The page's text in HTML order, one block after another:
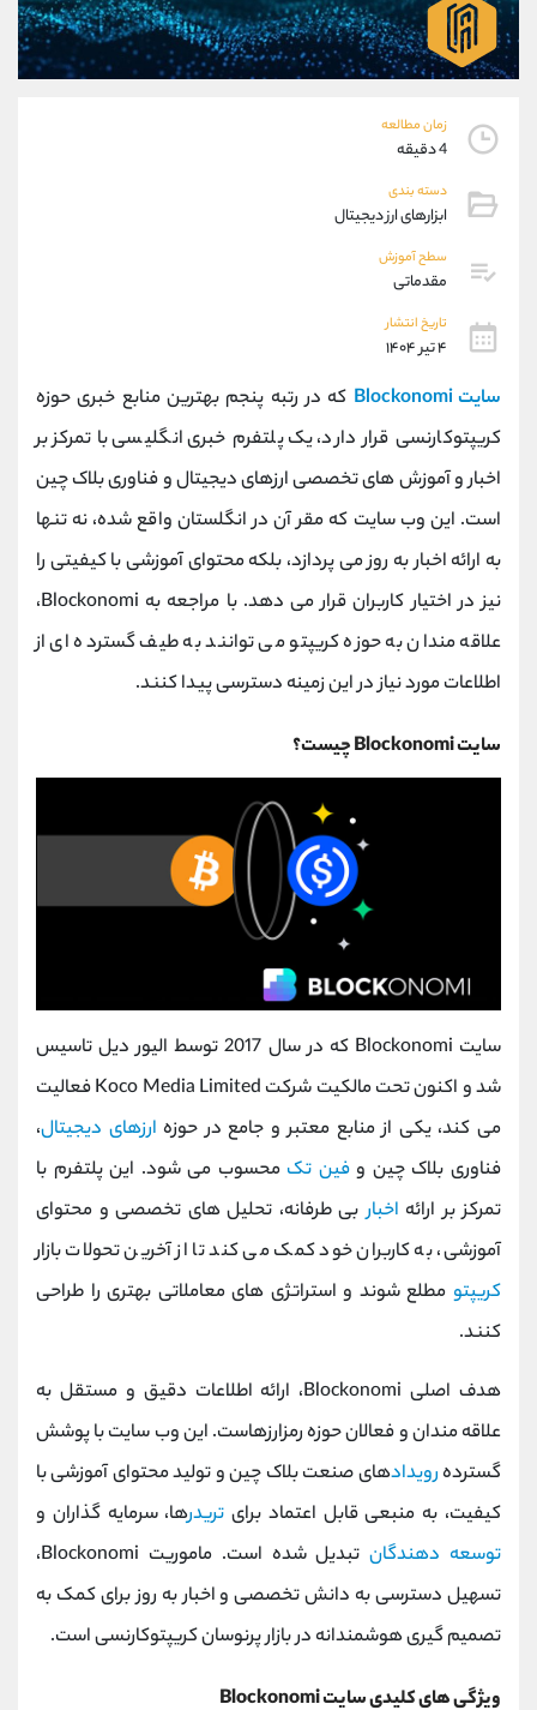
زمان مطالعه
4 دقیقه
دسته بندی
ابزارهای ارز دیجیتال
سطح آموزش
مقدماتی
تاریخ انتشار
۴ تیر ۱۴۰۴
‌سایت Blockonomi
که در رتبه پنجم بهترین منابع خبری حوزه
کریپتوکارنسی قرار دارد، یک پلتفرم خبری انگلیسی با تمرکز بر
اخبار و آموزش ‌های تخصصی ارزهای دیجیتال و فناوری بلاک چین
است. این وب ‌سایت که مقر آن در انگلستان واقع شده، نه تنها
به ارائه اخبار به ‌روز می‌ پردازد، بلکه محتوای آموزشی با کیفیتی را
نیز در اختیار کاربران قرار می ‌دهد. با مراجعه به Blockonomi،
علاقه ‌مندان به حوزه کریپتو می ‌توانند به طیف گسترده ‌ای از
اطلاعات مورد نیاز در این زمینه دسترسی پیدا کنند.
سایت Blockonomi چیست؟
سایت Blockonomi که در سال 2017 توسط الیور دیل تاسیس
شد و اکنون تحت مالکیت شرکت Koco Media Limited فعالیت
می ‌کند، یکی از منابع معتبر و جامع در حوزه ارزهای دیجیتال،
فناوری بلاک چین وفین تک محسوب می ‌شود. این پلتفرم با
تمرکز بر ارائه اخباربی ‌طرفانه، تحلیل ‌های تخصصی و محتوای
آموزشی، به کاربران خود کمک می کند تا از آخرین تحولات بازار
کریپتو مطلع شوند و استراتژی ‌های معاملاتی بهتری را طراحی
کنند.
هدف اصلی Blockonomi، ارائه اطلاعات دقیق و مستقل به
علاقه‌ مندان و فعالان حوزه رمزارزهاست. این وب‌ سایت با پوشش
گستردهرویدادهای صنعت بلاک چین و تولید محتوای آموزشی با
کیفیت، به منبعی قابل‌ اعتماد برای تریدرها، سرمایه ‌گذاران و
توسعه‌ دهندگان
تبدیل شده است. ماموریت Blockonomi،
تسهیل دسترسی به دانش تخصصی و اخبار به‌ روز برای کمک به
تصمیم‌ گیری هوشمندانه در بازار پرنوسان کریپتوکارنسی است.
ویژگی ‌های کلیدی سایت Blockonomi
09194198792
واتساپ شروع گفتگو
تلگرام @Armteam_admin_33
پشتیبان فروش
موبایل
اطلاعات تماس
تلفن 021-22021030
021-22021040
بدون پیش شماره
اینستاگرام @alireza.mehrabii
کانال تلگرام @alirezamehrabi_com
@alirezamehrabi_official